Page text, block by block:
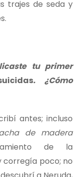
trajes de seda y
tu primer
. ¿Cómo
antes; incluso
de madera
de la
corregía poco; no